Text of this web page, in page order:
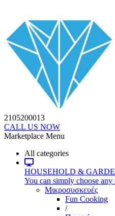
2105200013
CALL US NOW
Marketplace Menu
All categories
HOUSEHOLD &
You can simply choose
Μικροσυσκευές
Fun Cooking
/